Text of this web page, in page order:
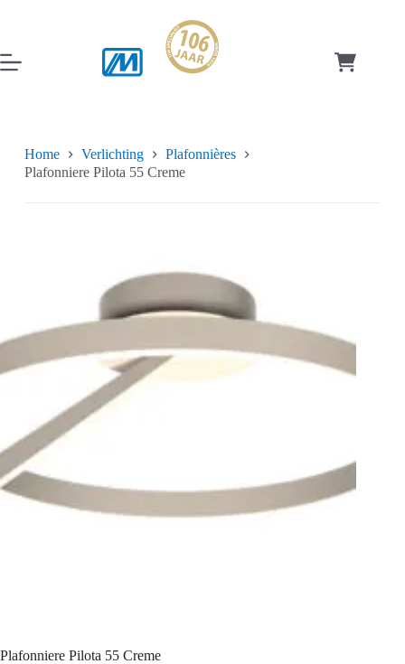
inhoud
Home Verlichting
Plafonnières
Plafonniere Pilota 55 Creme
Plafonniere Pilota 55 Creme